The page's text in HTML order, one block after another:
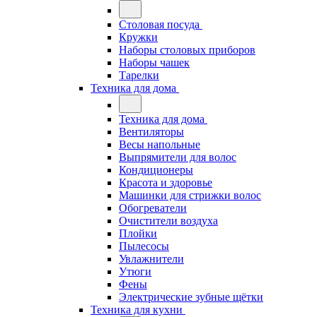
Столовая посуда
Кружки
Наборы столовых приборов
Наборы чашек
Тарелки
Техника для дома
Техника для дома
Вентиляторы
Весы напольные
Выпрямители для волос
Кондиционеры
Красота и здоровье
Машинки для стрижки волос
Обогреватели
Очистители воздуха
Плойки
Пылесосы
Увлажнители
Утюги
Фены
Электрические зубные щётки
Техника для кухни